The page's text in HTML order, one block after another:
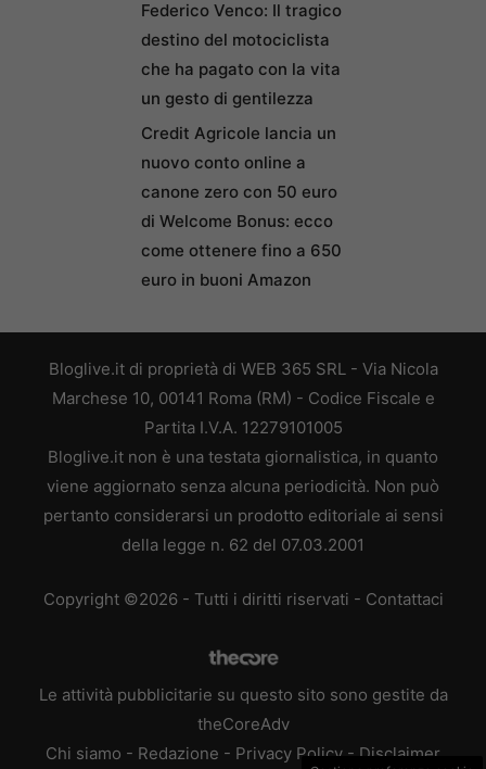
Federico Venco: Il tragico
destino del motociclista
che ha pagato con la vita
un gesto di gentilezza
Credit Agricole lancia un
nuovo conto online a
canone zero con 50 euro
di Welcome Bonus: ecco
come ottenere fino a 650
euro in buoni Amazon
Bloglive.it di proprietà di WEB 365 SRL - Via Nicola
Marchese 10, 00141 Roma (RM) - Codice Fiscale e
Partita I.V.A. 12279101005
Bloglive.it non è una testata giornalistica, in quanto
viene aggiornato senza alcuna periodicità. Non può
pertanto considerarsi un prodotto editoriale ai sensi
della legge n. 62 del 07.03.2001
Copyright ©2026 - Tutti i diritti riservati - Contattaci
Le attività pubblicitarie su questo sito sono gestite da
theCoreAdv
Chi siamo - Redazione - Privacy Policy - Disclaimer